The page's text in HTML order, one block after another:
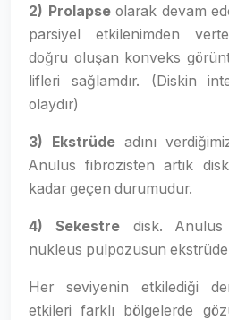
2) Prolapseolarak devam
parsiyel etkilenimden
doğru oluşan konveks
lifleri sağlamdır. (Diskin
olaydır)
3) Ekstrüde adını
Anulus fibrozisten artık
kadar geçen durumudur.
4) Sekestre disk. Anulus
nukleus pulpozusun ekstrüde
Her seviyenin etkilediği
etkileri farklı bölgelerde